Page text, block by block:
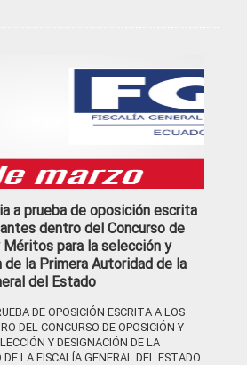
a prueba de oposición escrita
dentro del Concurso de
Méritos para la selección y
de la Primera Autoridad de la
del Estado
DE OPOSICIÓN ESCRITA A LOS
DEL CONCURSO DE OPOSICIÓN Y
Y DESIGNACIÓN DE LA
LA FISCALÍA GENERAL DEL ESTADO